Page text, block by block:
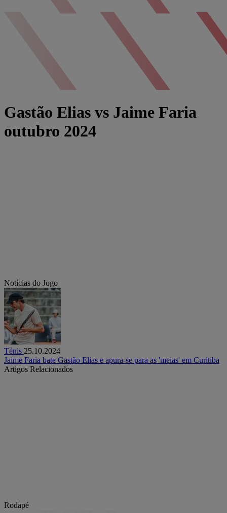
Gastão Elias vs Jaime Faria
outubro 2024
Notícias do Jogo
Ténis 25.10.2024
Jaime Faria bate Gastão Elias e apura-se para as 'meias' em Curitiba
Artigos Relacionados
Rodapé